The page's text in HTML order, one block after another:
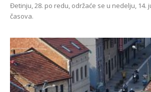
Đetinju, 28. po redu, održaće se u nedelju, 14.
časova.